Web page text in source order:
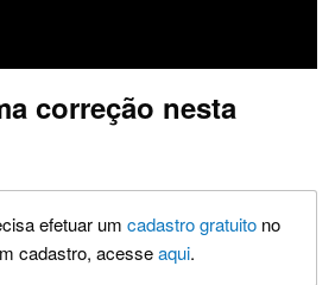
correção nesta
efetuar um cadastro gratuito no
cadastro, acesseaqui.